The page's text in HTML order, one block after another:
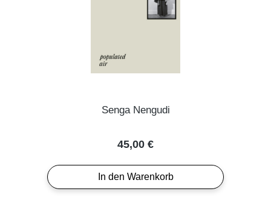
Senga Nengudi
Regulärer Preis:
45,00 €
In den Warenkorb